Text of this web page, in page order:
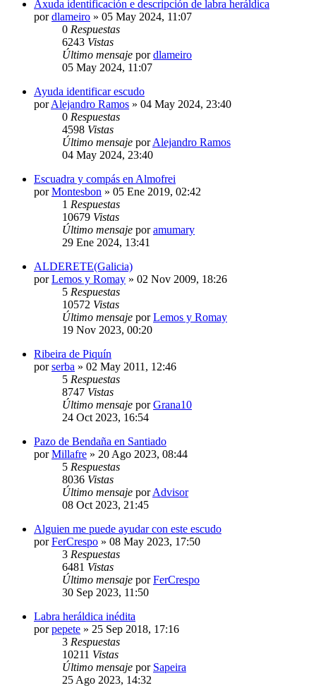
Axuda identificación e descripción de labra heráldica
pordlameiro » 05 May 2024, 11:07
0 Respuestas
6243 Vistas
Último mensaje pordlameiro
05 May 2024, 11:07
Ayuda identificar escudo
porAlejandro Ramos » 04 May 2024, 23:40
0 Respuestas
4598 Vistas
Último mensaje porAlejandro Ramos
04 May 2024, 23:40
Escuadra y compás en Almofrei
porMontesbon » 05 Ene 2019, 02:42
1 Respuestas
10679 Vistas
Último mensaje poramumary
29 Ene 2024, 13:41
ALDERETE(Galicia)
porLemos y Romay » 02 Nov 2009, 18:26
5 Respuestas
10572 Vistas
Último mensaje porLemos y Romay
19 Nov 2023, 00:20
Ribeira de Piquín
porserba » 02 May 2011, 12:46
5 Respuestas
8747 Vistas
Último mensaje porGrana10
24 Oct 2023, 16:54
Pazo de Bendaña en Santiado
porMillafre » 20 Ago 2023, 08:44
5 Respuestas
8036 Vistas
Último mensaje porAdvisor
08 Oct 2023, 21:45
Alguien me puede ayudar con este escudo
porFerCrespo » 08 May 2023, 17:50
3 Respuestas
6481 Vistas
Último mensaje porFerCrespo
30 Sep 2023, 11:50
Labra heráldica inédita
porpepete » 25 Sep 2018, 17:16
3 Respuestas
10211 Vistas
Último mensaje por Sapeira
25 Ago 2023, 14:32